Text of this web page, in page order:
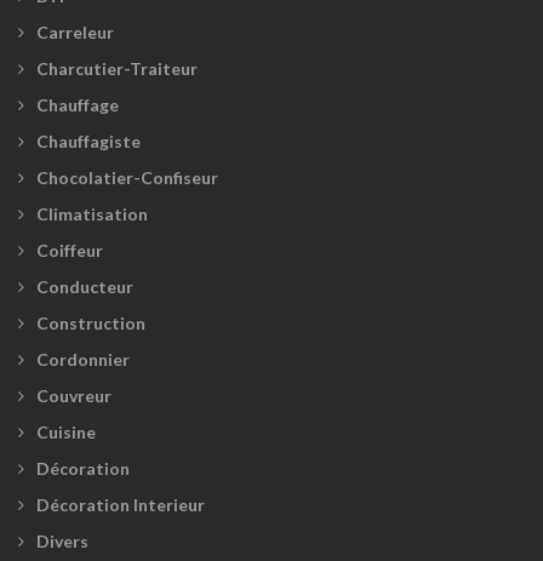
Carreleur
Charcutier-Traiteur
Chauffage
Chauffagiste
Chocolatier-Confiseur
Climatisation
Coiffeur
Conducteur
Construction
Cordonnier
Couvreur
Cuisine
Décoration
Décoration Interieur
Divers